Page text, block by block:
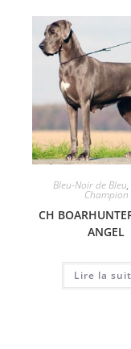
Bleu-Noir de Bleu,
Champion
CH
ANGEL
Lire la